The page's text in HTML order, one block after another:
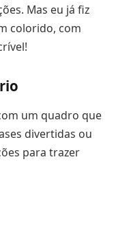
Mas eu já fiz
colorido, com
um quadro que
divertidas ou
para trazer